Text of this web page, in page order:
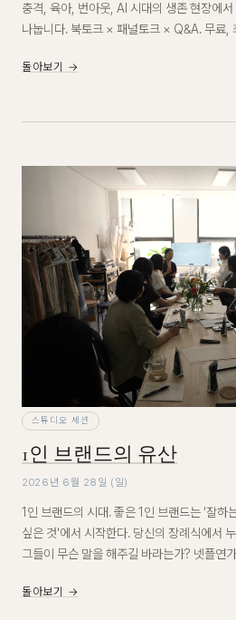
충격, 육아, 번아웃, AI 시대의 생존 현장에서
나눕니다. 북토크 × 패널토크 × Q&A. 무
돌아보기 →
스튜디오 세션
1인 브랜드의 유산
2026년 6월 28일 (일)
1인 브랜드의 시대. 좋은 1인 브랜드는 '잘하
싶은 것'에서 시작한다. 당신의 장례식에서 누군가 당신 이야기를 한다면,
그들이 무슨 말을 해주길 바라는가? 넷플연
정리한 소규모 세션.
돌아보기 →